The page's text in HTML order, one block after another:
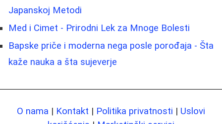
Japanskoj Metodi
Med i Cimet - Prirodni Lek za Mnoge Bolesti
Bapske priče i moderna nega posle porođaja - Šta
kaže nauka a šta sujeverje
O nama | Kontakt | Politika privatnosti | Uslovi